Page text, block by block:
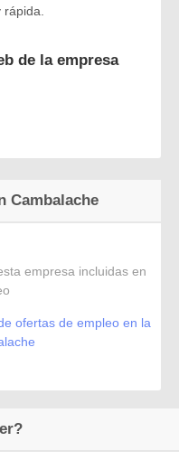
rápida.
de la empresa
Cambalache
empresa incluidas en
ofertas de empleo en la